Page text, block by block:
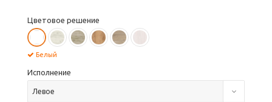
Цветовое решение
Белый
Исполнение
Левое